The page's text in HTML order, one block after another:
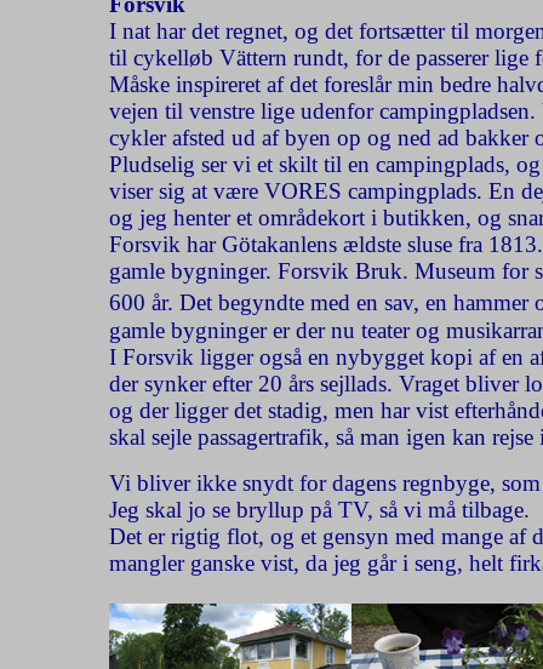
I nat har det regnet, og det fortsætter til
til cykelløb Vättern rundt, for de passerer lige
Måske inspireret af det foreslår min bedre
vejen til venstre lige udenfor
cykler afsted ud af byen op og ned ad
Pludselig ser vi et skilt til en campingplads,
viser sig at være VORES campingplads. En
og jeg henter et områdekort i butikken, og
Forsvik har Götakanlens ældste sluse fra
gamle bygninger. Forsvik Bruk. Museum for
600 år. Det begyndte med en sav, en
gamle bygninger er der nu teater og
I Forsvik ligger også en nybygget kopi af en
der synker efter 20 års sejllads. Vraget bliver
og der ligger det stadig, men har vist
skal sejle passagertrafik, så man igen kan
Vi bliver ikke snydt for dagens regnbyge,
Jeg skal jo se bryllup på TV, så vi må tilbage.
Det er rigtig flot, og et gensyn med mange af
mangler ganske vist, da jeg går i seng, helt